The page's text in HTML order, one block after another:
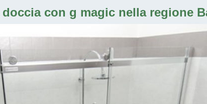
con g magic nella regione